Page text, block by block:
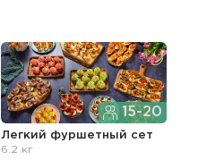
15-20
Легкий фуршетный сет
6.2 кг